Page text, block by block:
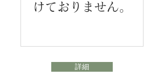
けておりません。
詳細